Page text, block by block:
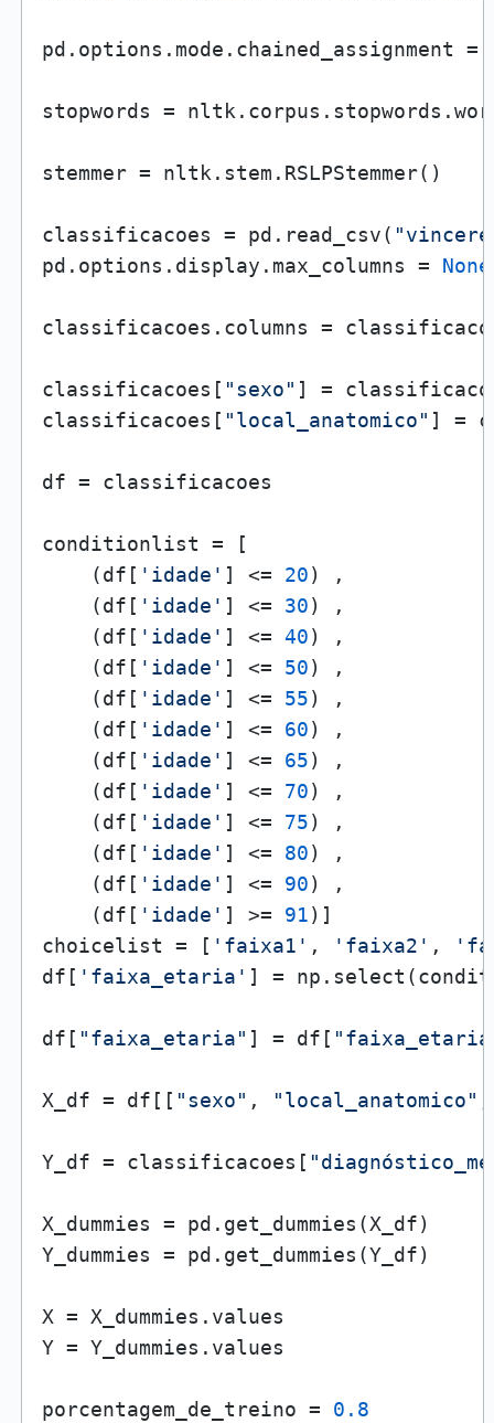
pd.options.mode.chained_assignment =
stopwords =
stemmer = nltk.stem.RSLPStemmer()
classificacoes = pd.read_csv(
pd.options.display.max_columns = None
classificacoes.columns =
classificacoes[ "sexo" ] =
classificacoes[ "local_anatomico" ] =
df = classificacoes
conditionlist = [
    (df[
'idade' ] <= 20) ,
    (df[
'idade' ] <= 30) ,
    (df[
'idade' ] <= 40) ,
    (df[
'idade' ] <= 50) ,
    (df[
'idade' ] <= 55) ,
    (df[
'idade' ] <= 60) ,
    (df[
'idade' ] <= 65) ,
    (df[
'idade' ] <= 70) ,
    (df[
'idade' ] <= 75) ,
    (df[
'idade' ] <= 80) ,
    (df[
'idade' ] <= 90) ,
    (df[
'idade' ] >= 91)]
choicelist = [ 'faixa1' , 'faixa2' ,
df[ 'faixa_etaria' ] =
df[ "faixa_etaria" ] = df[
X_df = df[[ "sexo" , "local_anatomico"
Y_df = classificacoes[
X_dummies = pd.get_dummies(X_df)
Y_dummies = pd.get_dummies(Y_df)
X = X_dummies.values
Y = Y_dummies.values
porcentagem_de_treino = 0.8